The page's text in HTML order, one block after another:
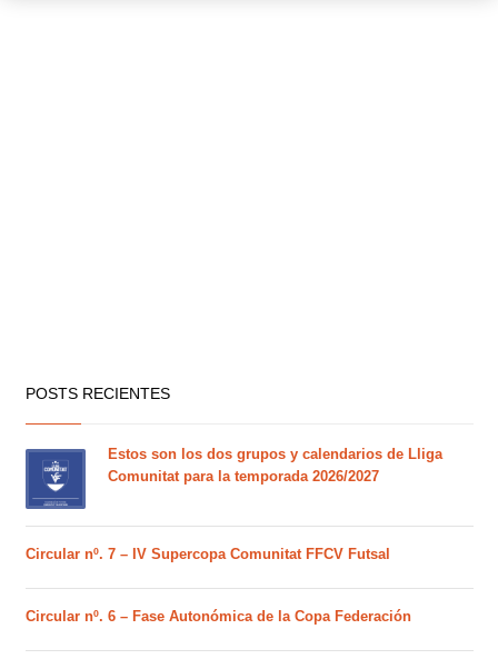
POSTS RECIENTES
Estos son los dos grupos y calendarios de Lliga
Comunitat para la temporada 2026/2027
Circular nº. 7 – IV Supercopa Comunitat FFCV Futsal
Circular nº. 6 – Fase Autonómica de la Copa Federación